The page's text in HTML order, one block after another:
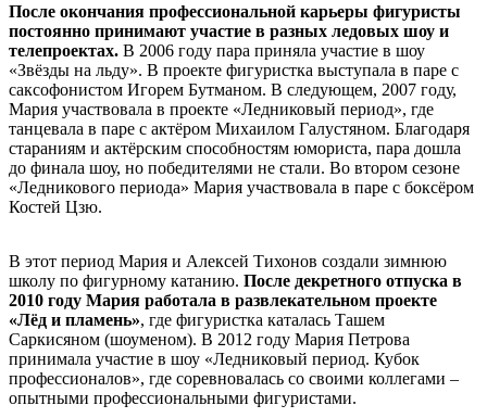
После окончания профессиональной карьеры фигуристы
постоянно принимают участие в разных ледовых шоу и
телепроектах. В 2006 году пара приняла участие в шоу
«Звёзды на льду». В проекте фигуристка выступала в паре с
саксофонистом Игорем Бутманом. В следующем, 2007 году,
Мария участвовала в проекте «Ледниковый период», где
танцевала в паре с актёром Михаилом Галустяном. Благодаря
стараниям и актёрским способностям юмориста, пара дошла
до финала шоу, но победителями не стали. Во втором сезоне
«Ледникового периода» Мария участвовала в паре с боксёром
Костей Цзю.
В этот период Мария и Алексей Тихонов создали зимнюю
школу по фигурному катанию. После декретного отпуска в
2010 году Мария работала в развлекательном проекте
«Лёд и пламень», где фигуристка каталась Ташем
Саркисяном (шоуменом). В 2012 году Мария Петрова
принимала участие в шоу «Ледниковый период. Кубок
профессионалов», где соревновалась со своими коллегами –
опытными профессиональными фигуристами.